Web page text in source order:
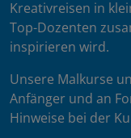
Kreativreisen in
Top-Dozenten
inspirieren wird.
Unsere Malkurse
Anfänger und an
Hinweise bei der